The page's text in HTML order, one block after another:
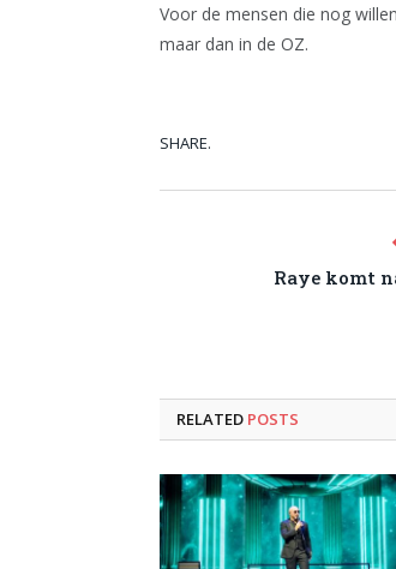
Voor de mensen die nog
maar dan in de OZ.
SHARE.
Raye komt
RELATED POSTS